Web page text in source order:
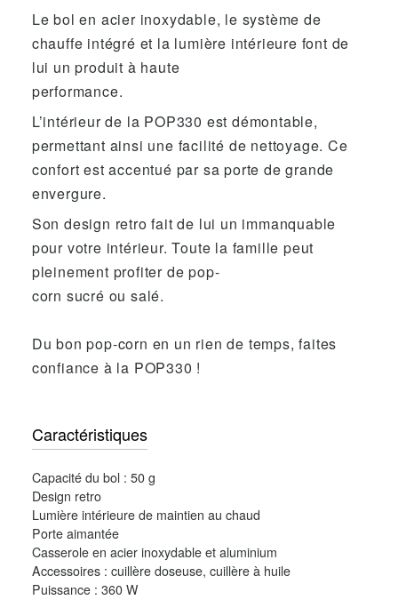
Le bol en acier inoxydable, le système de
chauffe intégré et la lumière intérieure font de
lui un produit à haute
performance.
L’intérieur de la POP330 est démontable,
permettant ainsi une facilité de nettoyage. Ce
confort est accentué par sa porte de grande
envergure.
Son design retro fait de lui un immanquable
pour votre intérieur. Toute la famille peut
pleinement profiter de pop-
corn sucré ou salé.
Du bon pop-corn en un rien de temps, faites
confiance à la POP330 !
Caractéristiques
Capacité du bol : 50 g
Design retro
Lumière intérieure de maintien au chaud
Porte aimantée
Casserole en acier inoxydable et aluminium
Accessoires : cuillère doseuse, cuillère à huile
Puissance : 360 W